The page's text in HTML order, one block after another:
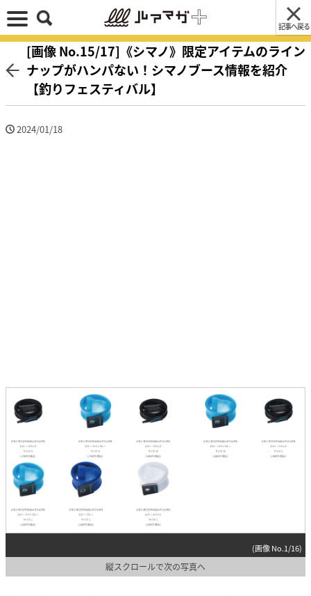
記事へ戻る
[画像 No.15/17]《シマノ》限定アイテムのライン
ナップがハンパない！シマノブース情報を紹介
【釣りフェスティバル】
2024/01/18
(画像 No.1/16)
縦スクロールで次の写真へ